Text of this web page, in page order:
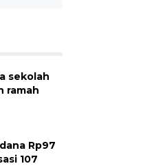
sekolah
ramah
Rp97
107